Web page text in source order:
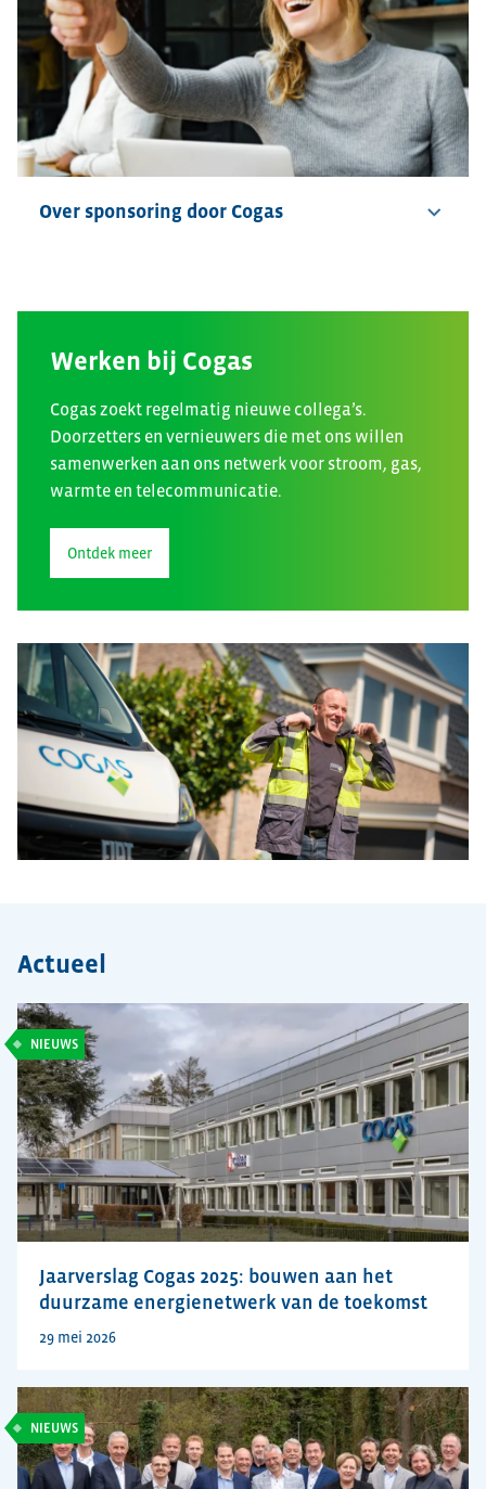
Over sponsoring door Cogas
Werken bij Cogas
Cogas zoekt regelmatig nieuwe collega’s.
Doorzetters en vernieuwers die met ons willen
samenwerken aan ons netwerk voor stroom, gas,
warmte en telecommunicatie.
Ontdek meer
Actueel
NIEUWS
Jaarverslag Cogas 2025: bouwen aan het
duurzame energienetwerk van de toekomst
29 mei 2026
NIEUWS